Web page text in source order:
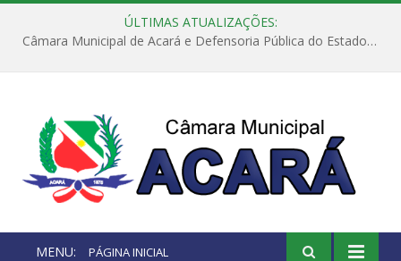
ÚLTIMAS ATUALIZAÇÕES:
Câmara Municipal de Acará e Defensoria Pública do Estado, promovem Ação Balcão de Direitos
MENU: PÁGINA INICIAL